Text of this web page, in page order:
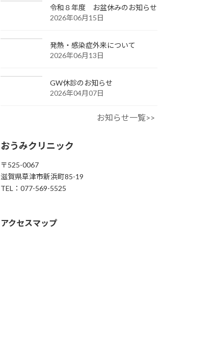
令和８年度 お盆休みのお知らせ
2026年06月15日
発熱・感染症外来について
2026年06月13日
GW休診のお知らせ
2026年04月07日
お知らせ一覧>>
おうみクリニック
〒525-0067
滋賀県草津市新浜町85-19
TEL：077-569-5525
アクセスマップ